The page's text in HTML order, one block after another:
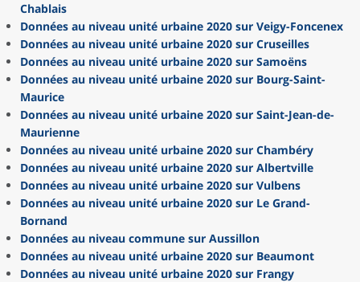
Chablais
Données au niveau unité urbaine 2020 sur Veigy-Foncenex
Données au niveau unité urbaine 2020 sur Cruseilles
Données au niveau unité urbaine 2020 sur Samoëns
Données au niveau unité urbaine 2020 sur Bourg-Saint-
Maurice
Données au niveau unité urbaine 2020 sur Saint-Jean-de-
Maurienne
Données au niveau unité urbaine 2020 sur Chambéry
Données au niveau unité urbaine 2020 sur Albertville
Données au niveau unité urbaine 2020 sur Vulbens
Données au niveau unité urbaine 2020 sur Le Grand-
Bornand
Données au niveau commune sur Aussillon
Données au niveau unité urbaine 2020 sur Beaumont
Données au niveau unité urbaine 2020 sur Frangy